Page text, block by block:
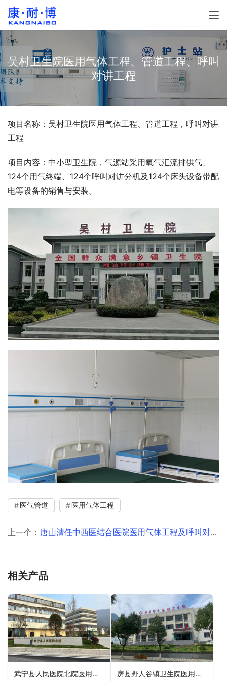
吴村卫生院医用气体工程、管道工程、呼叫
对讲工程
项目名称：吴村卫生院医用气体工程、管道工程，呼叫对讲
工程
项目内容：中小型卫生院，气源站采用氧气汇流排供气、
124个用气终端、124个呼叫对讲分机及124个床头设备带配
电等设备的销售与安装。
医气管道 医用气体工程
上一个： 唐山清任中西医结合医院医用气体工程及呼叫对讲工程
相关产品
武宁县人民医院北院医用氧气、吸引、压缩空气气体工程，液氧储罐氧气站工程 房县野人谷镇卫生院医用气体工程、管道工程